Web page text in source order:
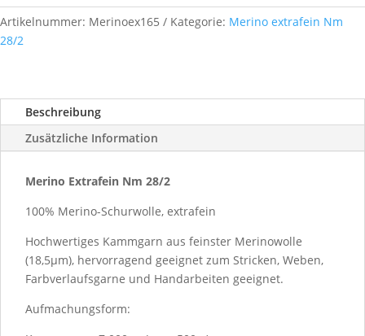
Farb-
Nr.
Artikelnummer: Merinoex165 Kategorie: Merino extrafein Nm
28/2
Beschreibung
Zusätzliche Information
Merino Extrafein Nm 28/2
100% Merino-Schurwolle, extrafein
Hochwertiges Kammgarn aus feinster Merinowolle
(18,5µm), hervorragend geeignet zum Stricken, Weben,
Farbverlaufsgarne und Handarbeiten geeignet.
Aufmachungsform: